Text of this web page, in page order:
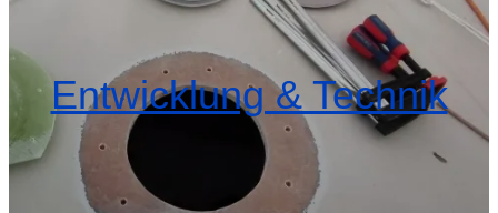
Entwicklung & Technik